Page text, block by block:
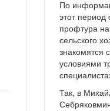
По
этот период
профтура
сельского
знакомятся
условиями
Так, в